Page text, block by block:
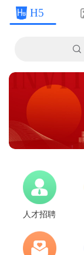
H5

人才招聘